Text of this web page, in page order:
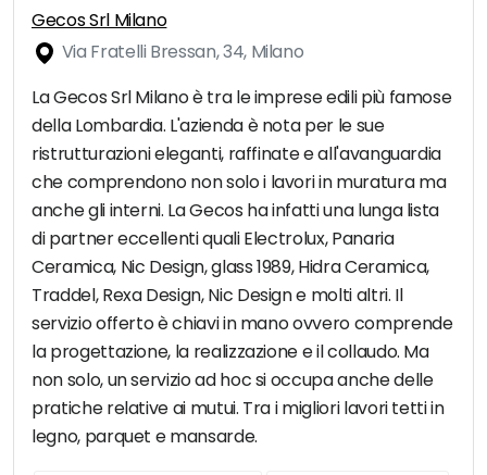
Gecos Srl Milano
Via Fratelli Bressan, 34, Milano
La Gecos Srl Milano è tra le imprese edili più famose
della Lombardia. L'azienda è nota per le sue
ristrutturazioni eleganti, raffinate e all'avanguardia
che comprendono non solo i lavori in muratura ma
anche gli interni. La Gecos ha infatti una lunga lista
di partner eccellenti quali Electrolux, Panaria
Ceramica, Nic Design, glass 1989, Hidra Ceramica,
Traddel, Rexa Design, Nic Design e molti altri. Il
servizio offerto è chiavi in mano ovvero comprende
la progettazione, la realizzazione e il collaudo. Ma
non solo, un servizio ad hoc si occupa anche delle
pratiche relative ai mutui. Tra i migliori lavori tetti in
legno, parquet e mansarde.